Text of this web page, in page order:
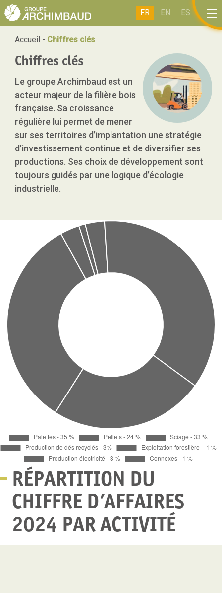
FR EN ES IT
Accueil - Chiffres clés
Chiffres clés
Le groupe Archimbaud est un
acteur majeur de la filière bois
française. Sa croissance
régulière lui permet de mener
sur ses territoires d’implantation une stratégie
d’investissement continue et de diversifier ses
productions. Ses choix de développement sont
toujours guidés par une logique d’écologie
industrielle.
RÉPARTITION DU
CHIFFRE D’AFFAIRES
2024 PAR ACTIVITÉ
Panneau de gestion des cookies